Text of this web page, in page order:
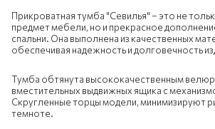
Прикроватная тумба "Севилья" – это не
предмет мебели, но и прекрасное
спальни. Она выполнена из качественных
обеспечивая надежность и долговечность
Тумба обтянута высококачественным
вместительных выдвижных ящика с
Скругленные торцы модели, минимизируют
темноте.